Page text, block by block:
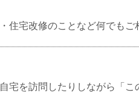
宅改修のことなど何でもご
宅を訪問したりしながら「こ